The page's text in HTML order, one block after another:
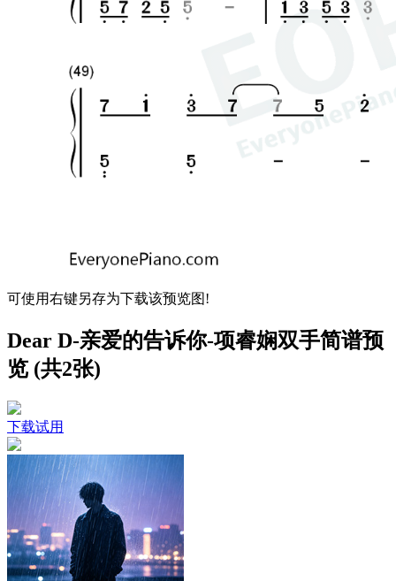
可使用右键另存为下载该预览图!
Dear D-亲爱的告诉你-项睿娴双手简谱预
览 (共2张)
下载试用